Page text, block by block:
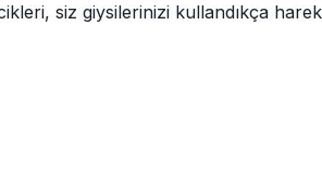
siz giysilerinizi kullandıkça